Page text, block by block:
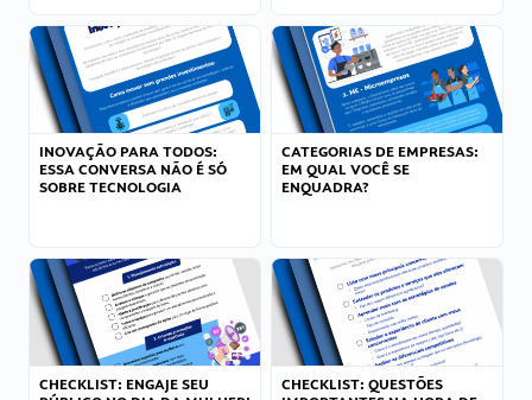
INOVAÇÃO PARA TODOS:
ESSA CONVERSA NÃO É SÓ
SOBRE TECNOLOGIA
CATEGORIAS DE EMPRESAS:
EM QUAL VOCÊ SE
ENQUADRA?
CHECKLIST: ENGAJE SEU
CHECKLIST: QUESTÕES